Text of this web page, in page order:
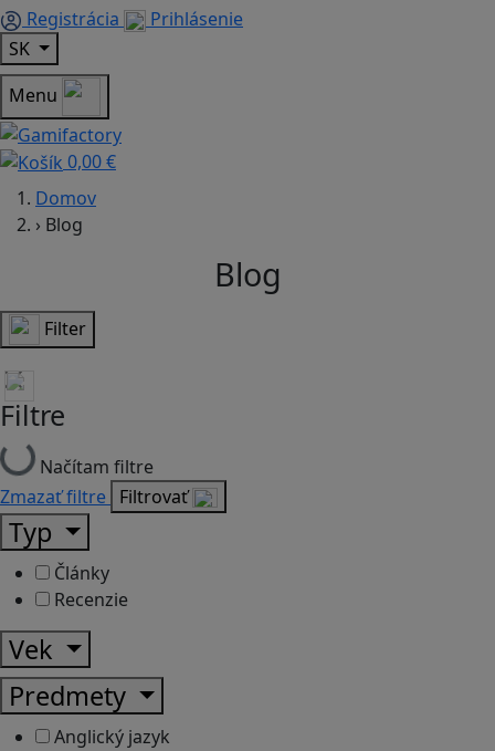
Registrácia
Prihlásenie
SK
Menu
0,00 €
Domov
› Blog
Blog
Filter
Filtre
Načítam filtre
Zmazať filtre Filtrovať
Typ
Články
Recenzie
Vek
Predmety
Anglický jazyk